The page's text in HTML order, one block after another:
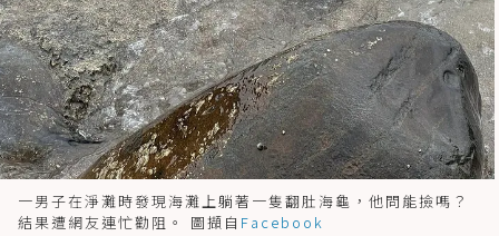
一男子在淨灘時發現海灘上躺著一隻翻肚海龜，他問能撿嗎？
結果遭網友連忙勸阻。 圖擷自 Facebook